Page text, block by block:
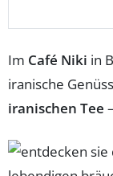
Im Café Niki in
iranische
iranischen Tee